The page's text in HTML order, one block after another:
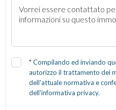
*Compilando ed inviando
autorizzo il trattamento dei
dell'attuale normativa e
dell'informativa privacy.